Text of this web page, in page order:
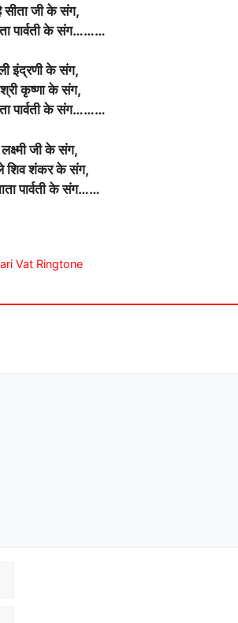
सीता जी के संग,
पार्वती के संग………
इंद्रणी के संग,
श्री कृष्णा के संग,
पार्वती के संग………
जी के संग,
शिव शंकर के संग,
पार्वती के संग……
Vat Ringtone